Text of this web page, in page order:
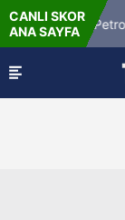
CANLI SKOR
ANA SAYFA
Batman